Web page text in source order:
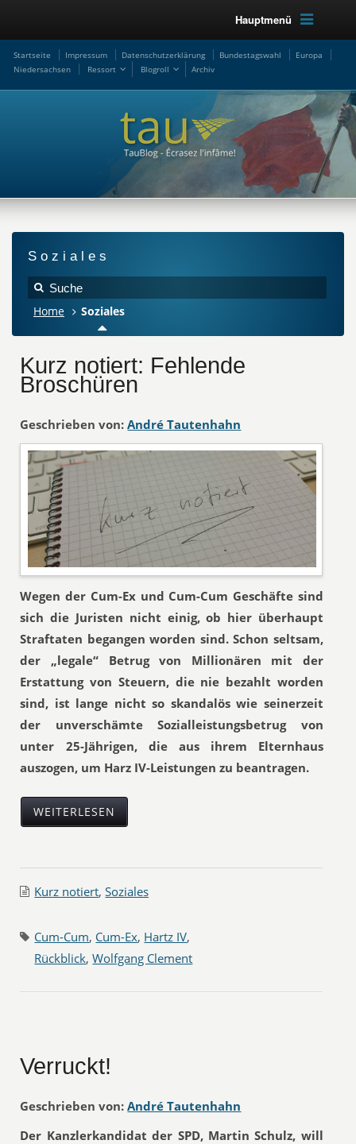
Hauptmenü
Startseite Impressum Datenschutzerklärung Bundestagswahl
Europa
Niedersachsen
Ressort Blogroll Archiv
Soziales
Home Soziales
Kurz notiert: Fehlende
Broschüren
Geschrieben von: André Tautenhahn
Wegen der Cum-Ex und Cum-Cum Geschäfte sind
sich die Juristen nicht einig, ob hier überhaupt
Straftaten begangen worden sind. Schon seltsam,
der „legale“ Betrug von Millionären mit der
Erstattung von Steuern, die nie bezahlt worden
sind, ist lange nicht so skandalös wie seinerzeit
der unverschämte Sozialleistungsbetrug von
unter 25-Jährigen, die aus ihrem Elternhaus
auszogen, um Harz IV-Leistungen zu beantragen.
WEITERLESEN
Kurz notiert,Soziales
Cum-Cum, Cum-Ex, Hartz IV,
Rückblick,Wolfgang Clement
Verruckt!
Geschrieben von: André Tautenhahn
Der Kanzlerkandidat der SPD, Martin Schulz, will